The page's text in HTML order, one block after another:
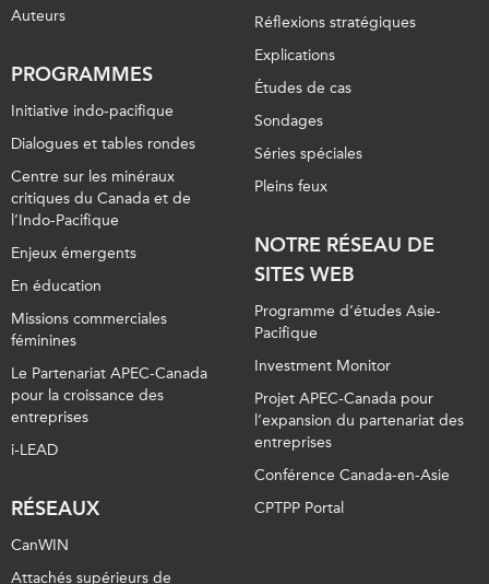
Auteurs
PROGRAMMES
Initiative indo-pacifique
Dialogues et tables rondes
Centre sur les minéraux
critiques du Canada et de
l’Indo-Pacifique
Enjeux émergents
En éducation
Missions commerciales
féminines
Le Partenariat APEC-Canada
pour la croissance des
entreprises
i-LEAD
RÉSEAUX
CanWIN
Attachés supérieurs de
Réflexions stratégiques
Explications
Études de cas
Sondages
Séries spéciales
Pleins feux
NOTRE RÉSEAU DE
SITES WEB
Programme d’études Asie-
Pacifique
Investment Monitor
Projet APEC-Canada pour
l’expansion du partenariat des
entreprises
Conférence Canada-en-Asie
CPTPP Portal